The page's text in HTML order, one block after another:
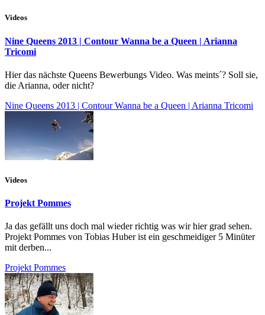
Videos
Nine Queens 2013 | Contour Wanna be a Queen | Arianna
Tricomi
Hier das nächste Queens Bewerbungs Video. Was meints´? Soll sie,
die Arianna, oder nicht?
Nine Queens 2013 | Contour Wanna be a Queen | Arianna Tricomi
Videos
Projekt Pommes
Ja das gefällt uns doch mal wieder richtig was wir hier grad sehen.
Projekt Pommes von Tobias Huber ist ein geschmeidiger 5 Minüter
mit derben...
Projekt Pommes